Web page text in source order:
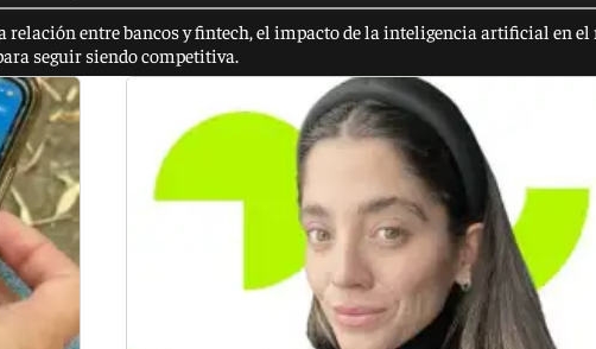
entre bancos y fintech, el impacto de la inteligencia artificial en el
seguir siendo competitiva.